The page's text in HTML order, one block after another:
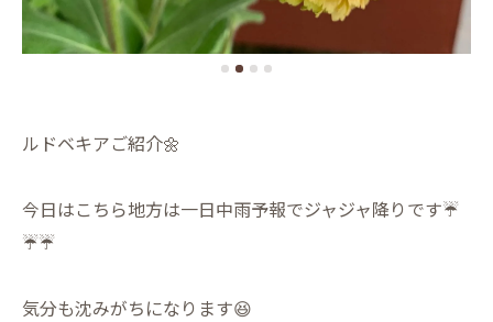
ルドベキアご紹介🌼
今日はこちら地方は一日中雨予報でジャジャ降りです☔️
☔️☔️
気分も沈みがちになります😆